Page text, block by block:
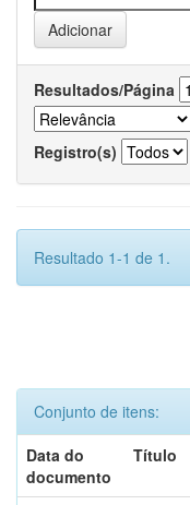
Resultados/Página
Registro(s)
Resultado 1-1 de 1.
Conjunto de itens:
Data do
documento
Título